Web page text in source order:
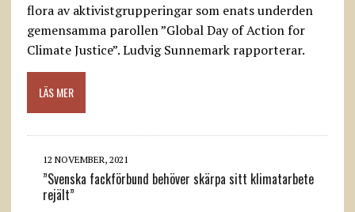
flora av aktivistgrupperingar som enats underden
gemensamma parollen ”Global Day of Action for
Climate Justice”. Ludvig Sunnemark rapporterar.
LÄS MER
12 NOVEMBER, 2021
”Svenska fackförbund behöver skärpa sitt klimatarbete
rejält”